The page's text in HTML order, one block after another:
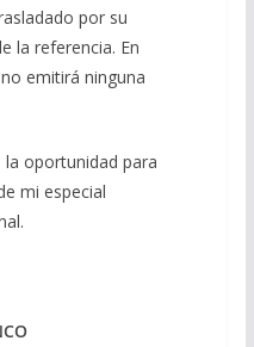
por su
la referencia. En
emitirá ninguna
oportunidad para
mi especial